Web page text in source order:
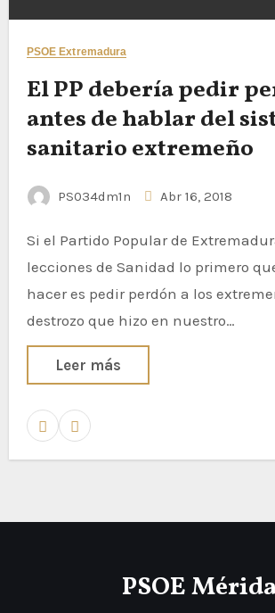
PSOE Extremadura
El PP debería pedir
antes de hablar del
sanitario extremeño
PS034dm1n Abr 16, 2018
Si el Partido Popular de Extremadura quiere dar
lecciones de Sanidad lo primero
hacer es pedir perdón a los
destrozo que hizo en nuestro…
Leer más
PSOE